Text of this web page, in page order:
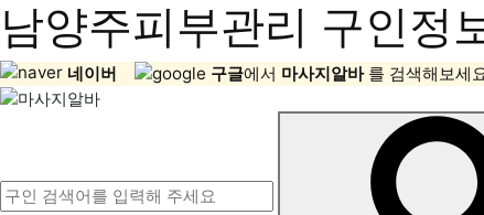
남양주피부관리 구인정
네이버 구글에서 마사지알바 를 검색해보세